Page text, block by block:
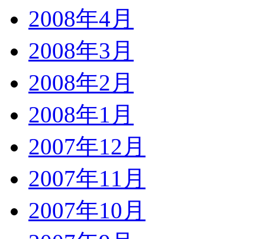
2008年4月
2008年3月
2008年2月
2008年1月
2007年12月
2007年11月
2007年10月